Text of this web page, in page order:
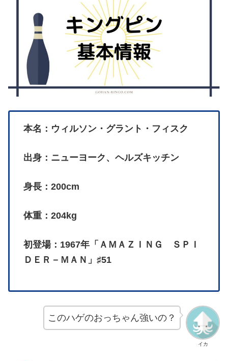
本名：ウィルソン・グラント・フィスク
出身：ニューヨーク、ヘルズキッチン
身長：200cm
体重：204kg
初登場：1967年「ＡＭＡＺＩＮＧ ＳＰＩ
ＤＥＲ－ＭＡＮ」♯51
イカ
このハゲのおっちゃん強いの？